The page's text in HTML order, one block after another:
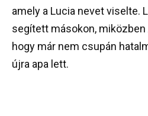
amely a Lucia nevet viselte.
segített másokon,
hogy már nem csupán
újra apa lett.